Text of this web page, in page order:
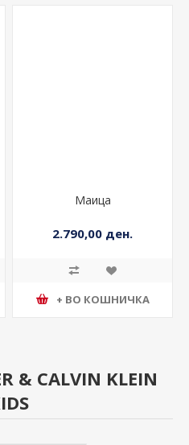
Маица
2.790,00 ден.
+ ВО КОШНИЧКА
& CALVIN KLEIN